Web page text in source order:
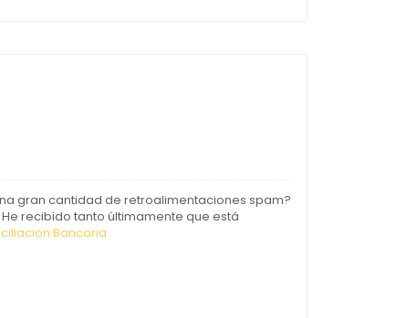
gran cantidad de retroalimentaciones spam?
recibido tanto últimamente que está
Bancaria